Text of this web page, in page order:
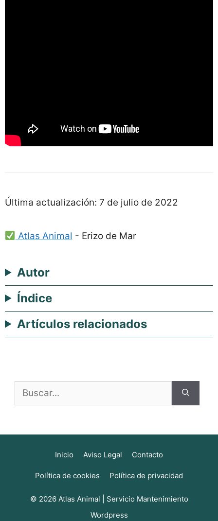
Última actualización: 7 de julio de 2022
Atlas Animal - Erizo de Mar
Autor
Índice
Artículos relacionados
Buscar:
Inicio Aviso Legal Contacto
Política de cookies Política de privacidad
© 2026 Atlas Animal | Servicio Mantenimiento
Wordpress